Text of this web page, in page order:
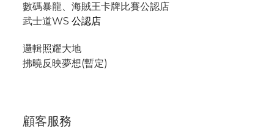
數碼暴龍、海賊王卡牌比賽公認店
武士道WS 公認店
邏輯照耀大地
拂曉反映夢想(暫定)
顧客服務